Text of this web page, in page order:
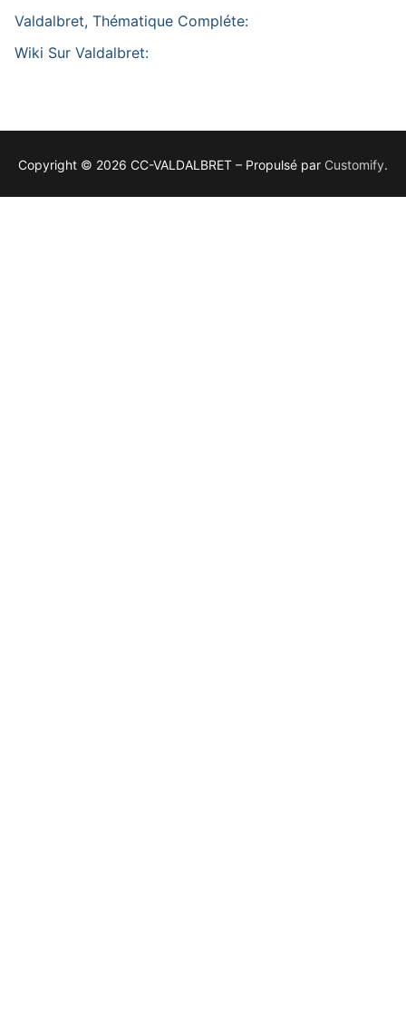
Valdalbret, Thématique Compléte:
Wiki Sur Valdalbret:
Copyright © 2026 CC-VALDALBRET – Propulsé par Customify.